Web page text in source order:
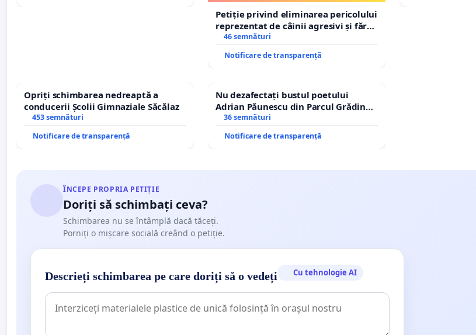
Petiție privind eliminarea pericolului
reprezentat de câinii agresivi și fără
stăpân din comuna Tunari
46 semnături
Notificare de transparență
Opriți schimbarea nedreaptă a
conducerii Școlii Gimnaziale Săcălaz
453 semnături
Notificare de transparență
Nu dezafectați bustul poetului
Adrian Păunescu din Parcul Grădina
Icoanei! Stop cenzurii culturale!
36 semnături
Notificare de transparență
ÎNCEPE PROPRIA PETIȚIE
Doriți să schimbați ceva?
Schimbarea nu se întâmplă dacă tăceți.
Porniți o mișcare socială creând o petiție.
Descrieți schimbarea pe care doriți să o vedeți Cu tehnologie AI